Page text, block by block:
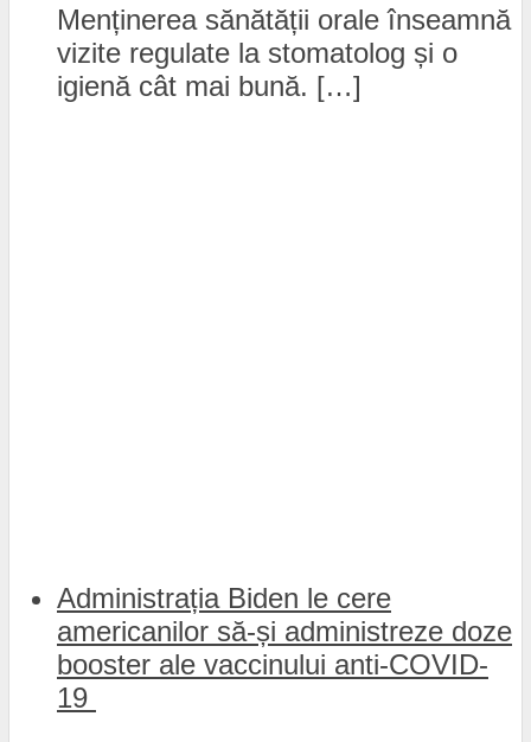
Menținerea sănătății orale înseamnă
vizite regulate la stomatolog și o
igienă cât mai bună. […]
Administrația Biden le cere
americanilor să-și administreze doze
booster ale vaccinului anti-COVID-
19